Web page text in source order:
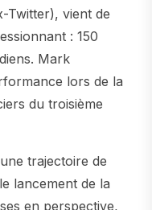
Twitter), vient de
: 150
Mark
lors de la
du troisième
trajectoire de
lancement de la
en perspective,